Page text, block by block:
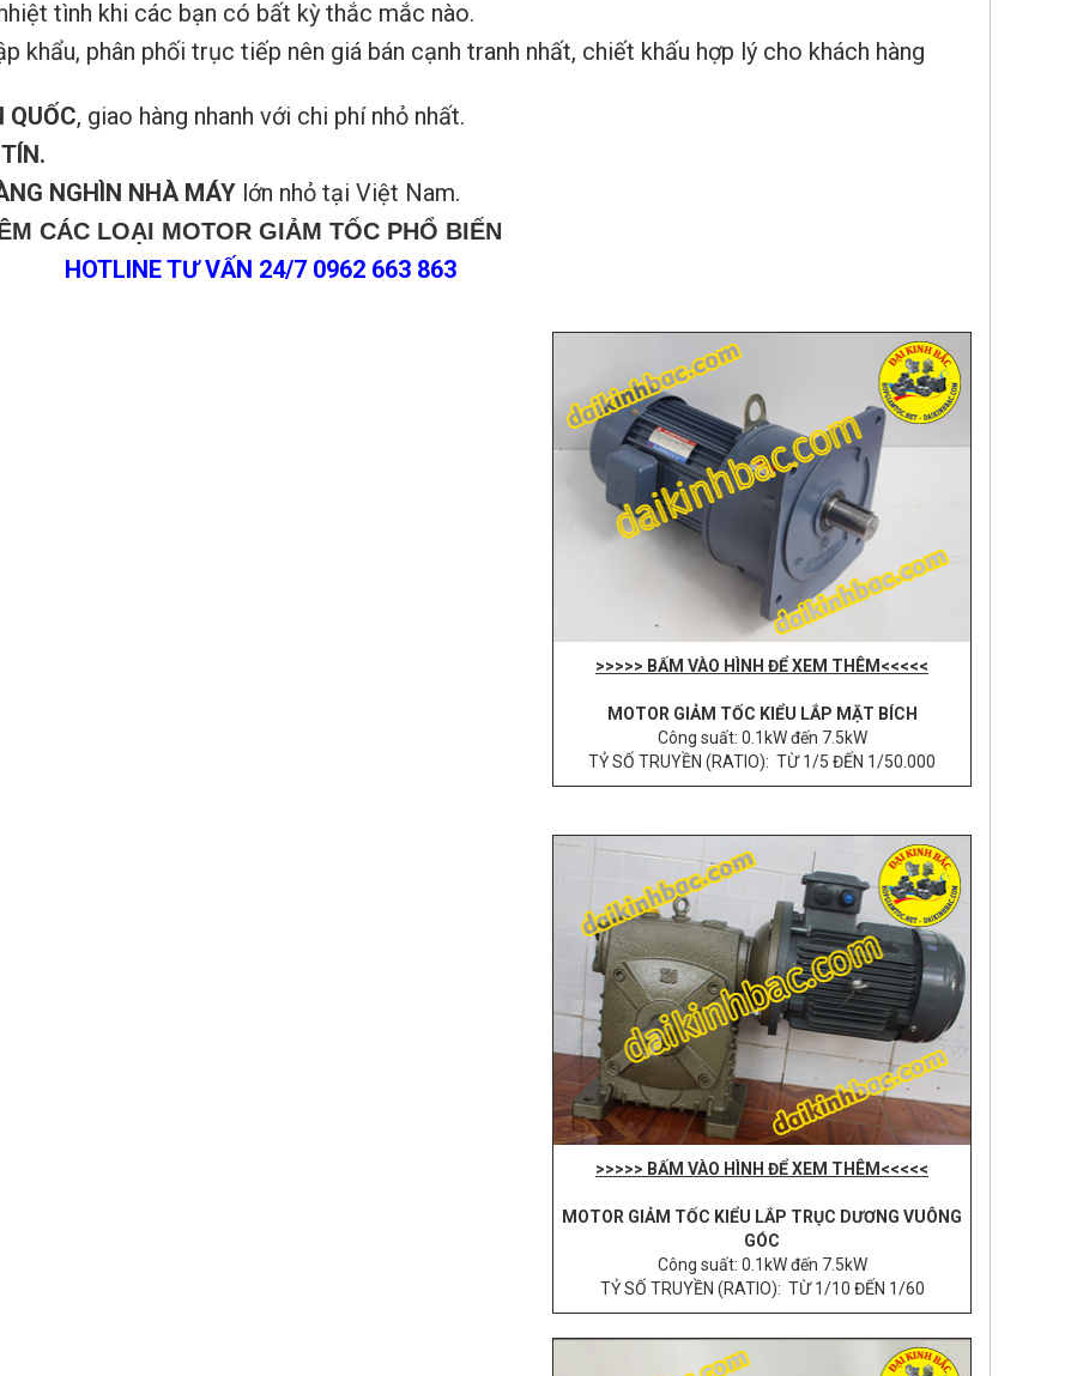
tình khi các bạn có bất kỳ thắc mắc nào.
phân phối trục tiếp nên giá bán cạnh tranh nhất, chiết khấu hợp lý cho khách hàng
QUỐC, giao hàng nhanh với chi phí nhỏ nhất.
NGHÌN NHÀ MÁY lớn nhỏ tại Việt Nam.
CÁC LOẠI MOTOR GIẢM TỐC PHỔ BIẾN
HOTLINE TƯ VẤN 24/7 0962 663 863
>>>>> BẤM VÀO HÌNH ĐỂ XEM THÊM<<<<<
MOTOR GIẢM TỐC KIỂU LẮP MẶT BÍCH
Công suất: 0.1kW đến 7.5kW
TỶ SỐ TRUYỀN (RATIO): TỪ 1/5 ĐẾN 1/50.000
>>>>> BẤM VÀO HÌNH ĐỂ XEM THÊM<<<<<
MOTOR GIẢM TỐC KIỂU LẮP TRỤC DƯƠNG VUÔNG
GÓC
Công suất: 0.1kW đến 7.5kW
TỶ SỐ TRUYỀN (RATIO): TỪ 1/10 ĐẾN 1/60